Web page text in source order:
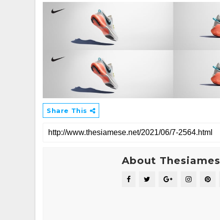
Share This
About